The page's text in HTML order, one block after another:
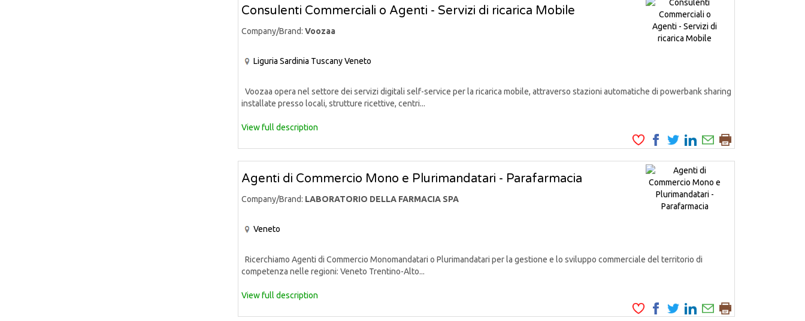
Consulenti Commerciali o Agenti - Servizi di ricarica Mobile
Company/Brand: Voozaa
Liguria Sardinia TuscanyVeneto
Voozaa opera nel settore dei servizi digitali self-service per la ricarica mobile, attraverso stazioni automatiche di powerbank sharing
installate presso locali, strutture ricettive, centri...
View full description
Agenti di Commercio Mono e Plurimandatari - Parafarmacia
Company/Brand: LABORATORIO DELLA FARMACIA SPA
Veneto
Ricerchiamo Agenti di Commercio Monomandatari o Plurimandatari per la gestione e lo sviluppo commerciale del territorio di
competenza nelle regioni: Veneto Trentino-Alto...
View full description